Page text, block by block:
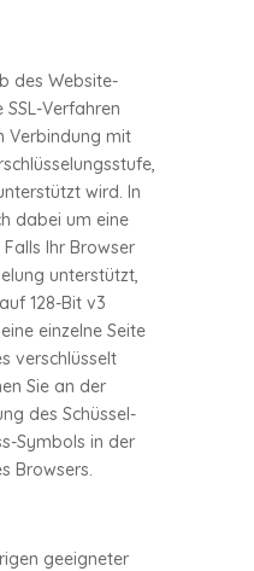
des Website-
Verfahren
Verbindung mit
wird. In
dabei um eine
Ihr Browser
unterstützt,
128-Bit v3
einzelne Seite
verschlüsselt
Sie an der
des Schüssel-
Symbols in der
Browsers.
geeigneter